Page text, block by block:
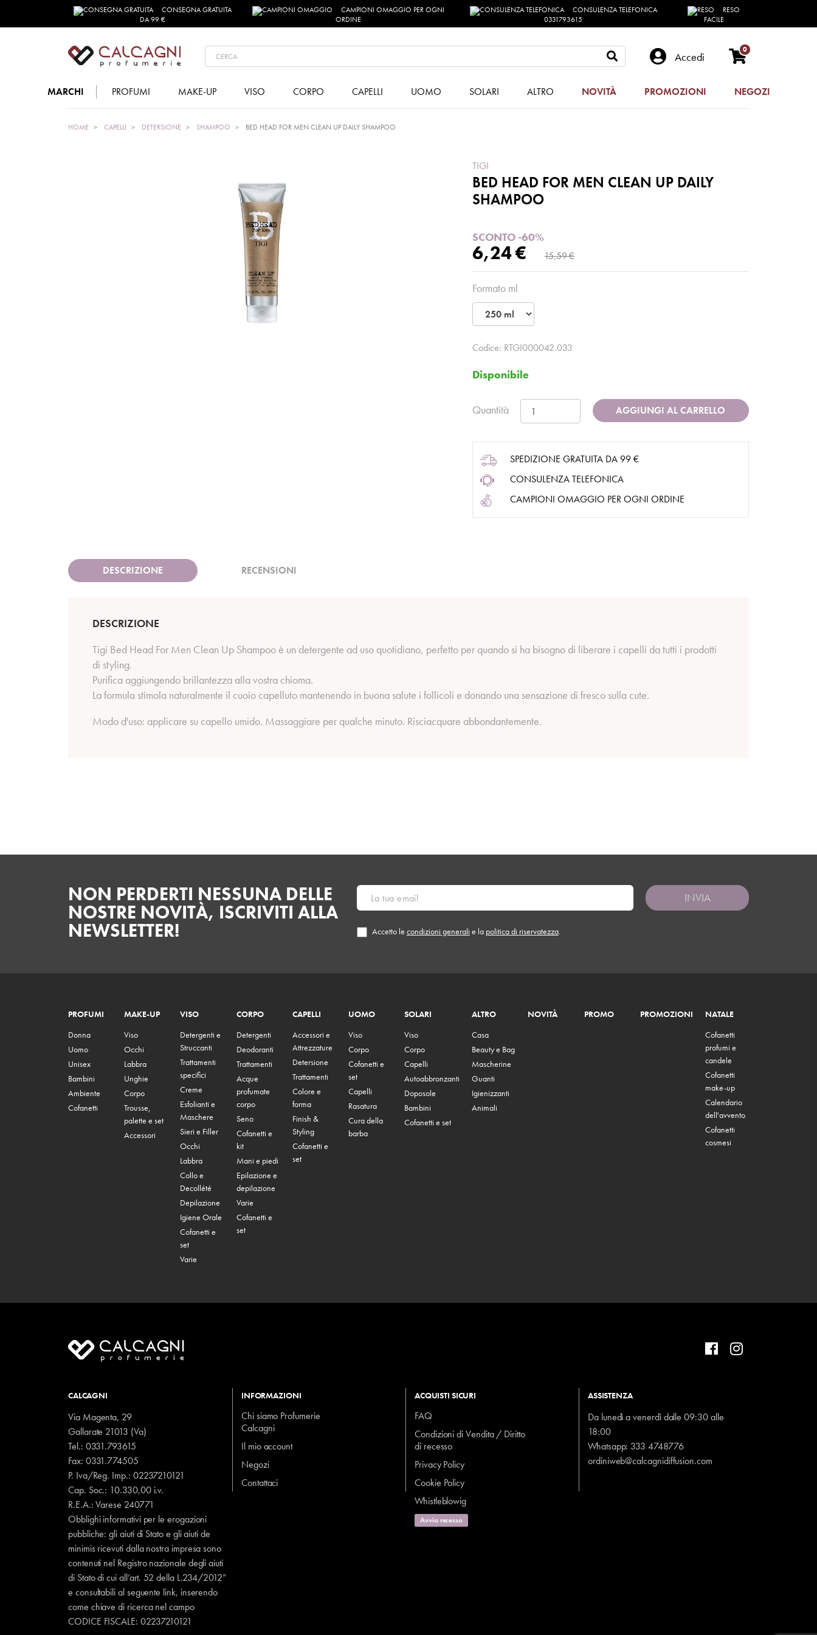
CONSEGNA GRATUITA
DA 99 €
CAMPIONI OMAGGIO PER OGNI
ORDINE
CONSULENZA TELEFONICA
0331793615
RESO
FACILE
Accedi
0
MARCHI PROFUMI MAKE-UP VISO CORPO CAPELLI UOMO SOLARI ALTRO NOVITÀ PROMOZIONI NEGOZI
HOME CAPELLI DETERSIONE SHAMPOO BED HEAD FOR MEN CLEAN UP DAILY SHAMPOO
TIGI
BED HEAD FOR MEN CLEAN UP DAILY
SHAMPOO
SCONTO -60%
6,24 € 15,59 €
Formato ml
Codice: RTGI000042.033
Disponibile
Quantità AGGIUNGI AL CARRELLO
SPEDIZIONE GRATUITA DA 99 €
CONSULENZA TELEFONICA
CAMPIONI OMAGGIO PER OGNI ORDINE
DESCRIZIONE RECENSIONI
DESCRIZIONE
Tigi Bed Head For Men Clean Up Shampoo è un detergente ad uso quotidiano, perfetto per quando si ha bisogno di liberare i capelli da tutti i prodotti
di styling.
Purifica aggiungendo brillantezza alla vostra chioma.
La formula stimola naturalmente il cuoio capelluto mantenendo in buona salute i follicoli e donando una sensazione di fresco sulla cute.
Modo d'uso: applicare su capello umido. Massaggiare per qualche minuto. Risciacquare abbondantemente.
NON PERDERTI NESSUNA DELLE
NOSTRE NOVITÀ, ISCRIVITI ALLA
NEWSLETTER! Accetto le condizioni generali e la politica di riservatezza.
INVIA
PROFUMI
Donna
Uomo
Unisex
Bambini
Ambiente
Cofanetti
MAKE-UP
Viso
Occhi
Labbra
Unghie
Corpo
Trousse,
palette e set
Accessori
VISO
Detergenti e
Struccanti
Trattamenti
specifici
Creme
Esfolianti e
Maschere
Sieri e Filler
Occhi
Labbra
Collo e
Decollété
Depilazione
Igiene Orale
Cofanetti e
set
Varie
CORPO
Detergenti
Deodoranti
Trattamenti
Acque
profumate
corpo
Seno
Cofanetti e
kit
Mani e piedi
Epilazione e
depilazione
Varie
Cofanetti e
set
CAPELLI
Accessori e
Attrezzature
Detersione
Trattamenti
Colore e
forma
Finish &
Styling
Cofanetti e
set
UOMO
Viso
Corpo
Cofanetti e
set
Capelli
Rasatura
Cura della
barba
SOLARI
Viso
Corpo
Capelli
Autoabbronzanti
Doposole
Bambini
Cofanetti e set
ALTRO
Casa
Beauty e Bag
Mascherine
Guanti
Igienizzanti
Animali
NOVITÀ PROMO PROMOZIONI
NATALE
Cofanetti
profumi e
candele
Cofanetti
make-up
Calendario
dell'avvento
Cofanetti
cosmesi
CALCAGNI
Via Magenta, 29
Gallarate 21013 (Va)
Tel.: 0331.793615
Fax: 0331.774505
P. Iva/Reg. Imp.: 02237210121
Cap. Soc.: 10.330,00 i.v.
R.E.A.: Varese 240771
Obblighi informativi per le erogazioni
pubbliche: gli aiuti di Stato e gli aiuti de
minimis ricevuti dalla nostra impresa sono
contenuti nel Registro nazionale degli aiuti
di Stato di cui all’art. 52 della L.234/2012”
e consultabili al seguente link, inserendo
come chiave di ricerca nel campo
CODICE FISCALE: 02237210121
INFORMAZIONI
Chi siamo Profumerie
Calcagni
Il mio account
Negozi
Contattaci
ACQUISTI SICURI
FAQ
Condizioni di Vendita / Diritto
di recesso
Privacy Policy
Cookie Policy
Whistleblowig
Avvia recesso
ASSISTENZA
Da lunedì a venerdì dalle 09:30 alle
18:00
Whatsapp: 333 4748776
ordiniweb@calcagnidiffusion.com